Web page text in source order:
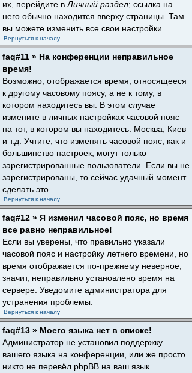
их, перейдите в Личный раздел; ссылка на
него обычно находится вверху страницы. Там
вы можете изменить все свои настройки.
Вернуться к началу
faq#11 » На конференции неправильное
время!
Возможно, отображается время, относящееся
к другому часовому поясу, а не к тому, в
котором находитесь вы. В этом случае
измените в личных настройках часовой пояс
на тот, в котором вы находитесь: Москва, Киев
и т.д. Учтите, что изменять часовой пояс, как и
большинство настроек, могут только
зарегистрированные пользователи. Если вы не
зарегистрированы, то сейчас удачный момент
сделать это.
Вернуться к началу
faq#12 » Я изменил часовой пояс, но время
все равно неправильное!
Если вы уверены, что правильно указали
часовой пояс и настройку летнего времени, но
время отображается по-прежнему неверное,
значит, неправильно установлено время на
сервере. Уведомите администратора для
устранения проблемы.
Вернуться к началу
faq#13 » Моего языка нет в списке!
Администратор не установил поддержку
вашего языка на конференции, или же просто
никто не перевёл phpBB на ваш язык.